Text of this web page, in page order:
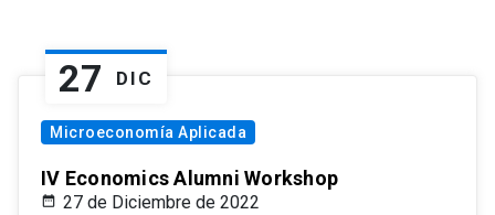
27 DIC
Microeconomía Aplicada
IV Economics Alumni Workshop
27 de Diciembre de 2022